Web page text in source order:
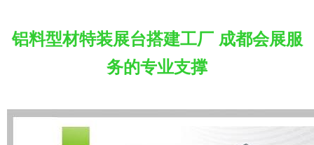
铝料型材特装展台搭建工厂 成都会展服
务的专业支撑